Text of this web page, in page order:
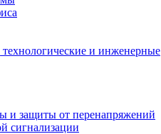
и инженерные
и защиты от перенапряжений
сигнализации